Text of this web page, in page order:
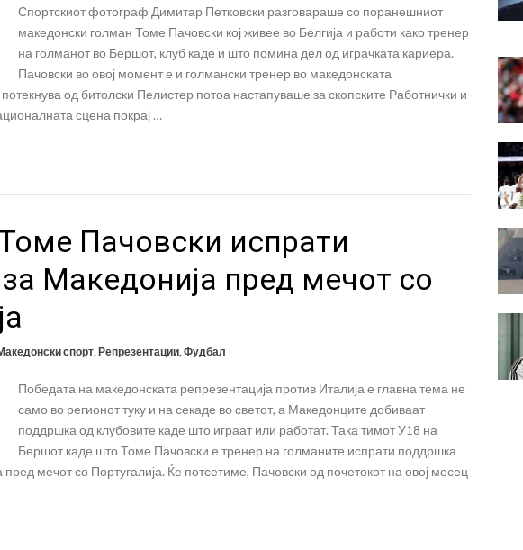
Спортскиот фотограф Димитар Петковски разговараше со поранешниот
македонски голман Томе Пачовски кој живее во Белгија и работи како тренер
на голманот во Бершот, клуб каде и што помина дел од играчката кариера.
Пачовски во овој момент е и голмански тренер во македонската
од битолски Пелистер потоа настапуваше за скопските Работнички и
сцена покрај …
Пачовски испрати
Македонија пред мечот со
спорт, Репрезентации, Фудбал
Победата на македонската репрезентација против Италија е главна тема не
само во регионот туку и на секаде во светот, а Македонците добиваат
поддршка од клубовите каде што играат или работат. Така тимот У18 на
Бершот каде што Томе Пачовски е тренер на голманите испрати поддршка
мечот со Португалија. Ќе потсетиме, Пачовски од почетокот на овој месец